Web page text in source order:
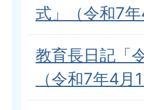
式」（令和7年
教育長日記「
（令和7年4月1